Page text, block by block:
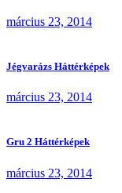
március 23, 2014
Jégvarázs Háttérképek
március 23, 2014
Gru 2 Háttérképek
március 23, 2014